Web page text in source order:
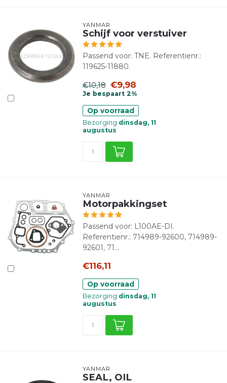
YANMAR
Schijf voor verstuiver
Passend voor: TNE. Referentienr.:
119625-11880.
€10,18 €9,98
Je bespaart 2%
Op voorraad
Bezorging dinsdag, 11
augustus
YANMAR
Motorpakkingset
Passend voor: L100AE-DI.
Referentienr.: 714989-92600, 714989-
92601, 71...
€116,11
Op voorraad
Bezorging dinsdag, 11
augustus
YANMAR
SEAL, OIL